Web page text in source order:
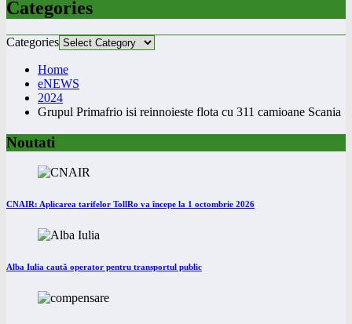
Categories
Categories
Home
eNEWS
2024
Grupul Primafrio isi reinnoieste flota cu 311 camioane Scania
Noutati
CNAIR: Aplicarea tarifelor TollRo va începe la 1 octombrie 2026
Alba Iulia caută operator pentru transportul public